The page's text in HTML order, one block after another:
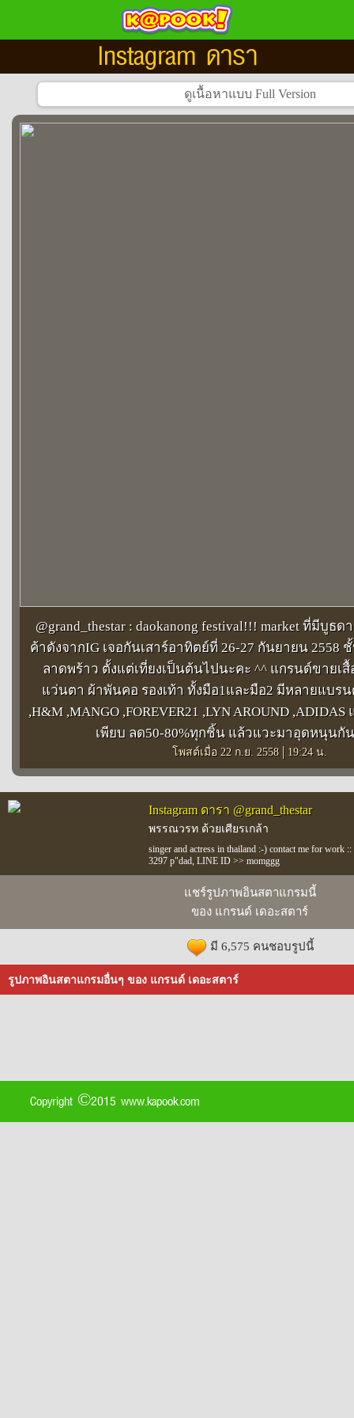
Instagram ดารา
@grand_thestar : daokanong festival!!! market ที่มีบูธ
ค้าดังจากIG เจอกันเสาร์อาทิตย์ที่ 26-27 กันยายน 2558
ลาดพร้าว ตั้งแต่เที่ยงเป็นต้นไปนะคะ ^^ แกรนด์ขายเสื้
แว่นตา ผ้าพันคอ รองเท้า ทั้งมือ1และมือ2 มีหลายแบร
,H&M ,MANGO ,FOREVER21 ,LYN AROUND
เพียบ ลด50-80%ทุกชิ้น แล้วแวะมาอุดหนุนกั
โพสต์เมื่อ 22 ก.ย. 2558 | 19:24 น.
Instagram ดารา @grand_thestar
พรรณวรท ด้วยเศียรเกล้า
singer and actress in thailand :-) contact me for work
3297 p"dad, LINE ID >> momggg
แชร์รูปภาพอินสตาแกรมนี้
ของ แกรนด์ เดอะสตาร์
มี 6,575 คนชอบรูปนี้
รูปภาพอินสตาแกรมอื่นๆ ของ แกรนด์ เดอะสตาร์
Copyright ©2015 www.kapook.com